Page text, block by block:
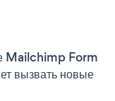
Mailchimp Form
вызвать новые